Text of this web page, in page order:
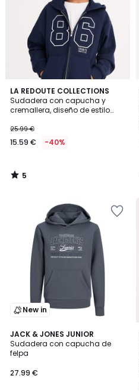
LA REDOUTE COLLECTIONS
Sudadera con capucha y
cremallera, diseño de estilo
25.99 €
15.59 € -40%
5
/
5
5
/
New in
JACK & JONES JUNIOR
Sudadera con capucha de
felpa
27.99 €
2
Colores